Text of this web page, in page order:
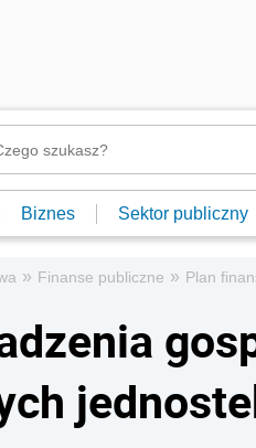
Biznes Sektor publiczny
» Finanse publiczne » Plan